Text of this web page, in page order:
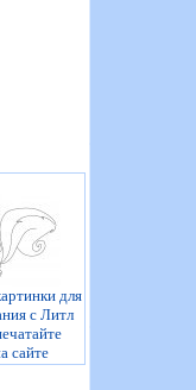
для
с Литл
сайте